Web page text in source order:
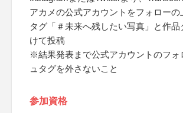
アカメの公式アカウントをフォローの
タグ「＃未来へ残したい写真」と作
けて投稿
※結果発表まで公式アカウントのフォ
ュタグを外さないこと
参加資格